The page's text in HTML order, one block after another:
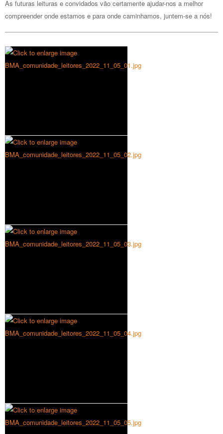
As futuras leituras e convidados vão certamente ajudar-nos a melhor
compreender onde estamos e para onde caminhamos, juntem-se a nós!